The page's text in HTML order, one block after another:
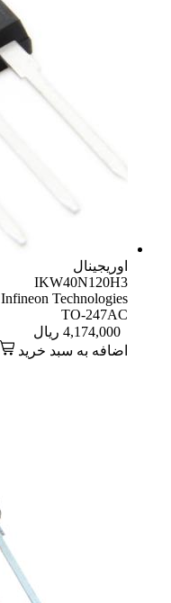
اوریجینال
IKW40N120H3
Infineon Technologies
TO-247AC
4,174,000 ریال
اضافه به سبد خرید